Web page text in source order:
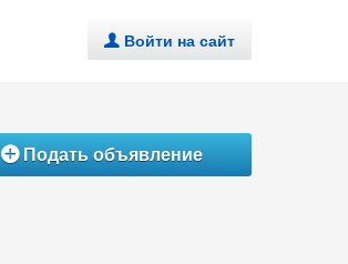
. Войти на сайт
ÁПодать объявление